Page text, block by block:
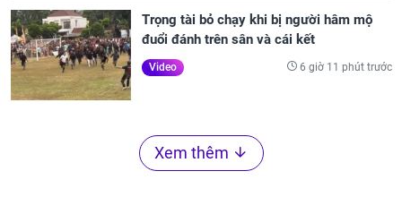
Trọng tài bỏ chạy khi bị người hâm mộ
đuổi đánh trên sân và cái kết
Video 6 giờ 11 phút trước
Xem thêm